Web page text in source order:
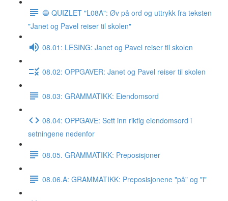
🔵 QUIZLET "L08A": Øv på ord og uttrykk fra teksten
"Janet og Pavel reiser til skolen"
08.01: LESING: Janet og Pavel reiser til skolen
08.02: OPPGAVER: Janet og Pavel reiser til skolen
08.03: GRAMMATIKK: Eiendomsord
08.04: OPPGAVE: Sett inn riktig eiendomsord i
setningene nedenfor
08.05. GRAMMATIKK: Preposisjoner
08.06.A: GRAMMATIKK: Preposisjonene "på" og "i"